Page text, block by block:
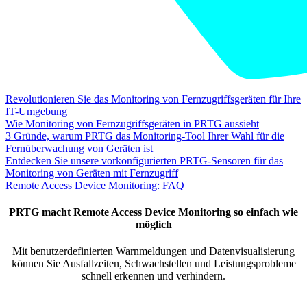
Revolutionieren Sie das Monitoring von Fernzugriffsgeräten für Ihre
IT-Umgebung
Wie Monitoring von Fernzugriffsgeräten in PRTG aussieht
3 Gründe, warum PRTG das Monitoring-Tool Ihrer Wahl für die
Fernüberwachung von Geräten ist
Entdecken Sie unsere vorkonfigurierten PRTG-Sensoren für das
Monitoring von Geräten mit Fernzugriff
Remote Access Device Monitoring: FAQ
PRTG macht Remote Access Device Monitoring so einfach wie
möglich
Mit benutzerdefinierten Warnmeldungen und Datenvisualisierung
können Sie Ausfallzeiten, Schwachstellen und Leistungsprobleme
schnell erkennen und verhindern.